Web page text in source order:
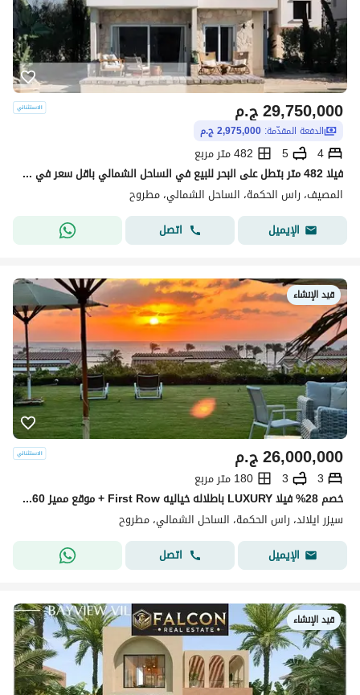
ج.م29,750,000
الدفعة المقدّمة: 2,975,000 ج.م
4
5
482 متر مربع
فيلا 482 متر بتطل على البحر للبيع في الساحل الشمالي باقل سعر في الماركت
المصيف، راس الحكمة، الساحل الشمالي، مطروح
الإيميل
اتصل
قيد الإنشاء
ج.م26,000,000
3
3
180 متر مربع
خصم 28% فيلا LUXURY باطلاله خياليه First Row + موقع مميز 60 ثانيه مشي للبحر في سيزر سوديك يالقرب من لافيستا راس الحكمه و جون و فوكا باي Caesar - SODIC
سيزر ايلاند، راس الحكمة، الساحل الشمالي، مطروح
الإيميل
اتصل
قيد الإنشاء